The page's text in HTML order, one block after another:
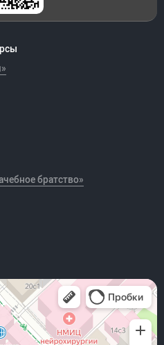
братство»